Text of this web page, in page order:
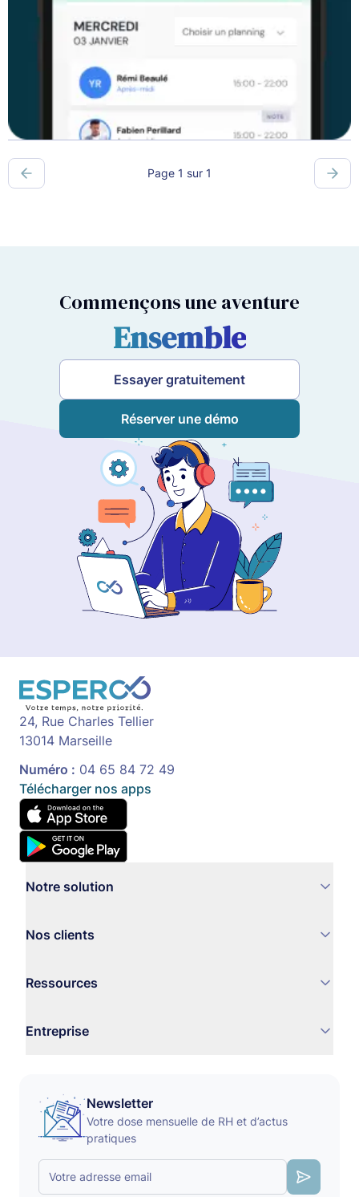
Page 1 sur 1
Commençons une aventure
Ensemble
Essayer gratuitement
Réserver une démo
24, Rue Charles Tellier
13014 Marseille
Numéro : 04 65 84 72 49
Télécharger nos apps
Notre solution
Nos clients
Ressources
Entreprise
Newsletter
Votre dose mensuelle de RH et d’actus
pratiques
Votre adresse email